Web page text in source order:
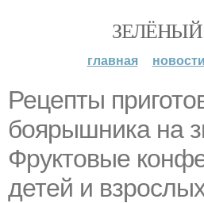
главная новости
Рецепты
боярышника на
Фруктовые
детей и